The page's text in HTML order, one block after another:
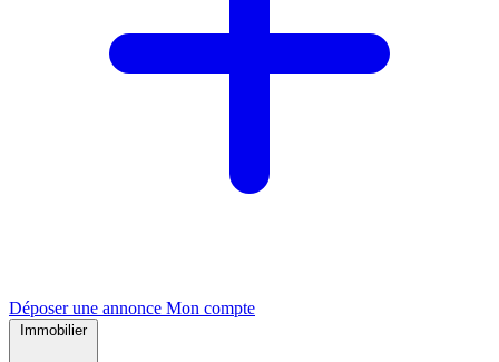
Déposer une annonce Mon compte
Immobilier